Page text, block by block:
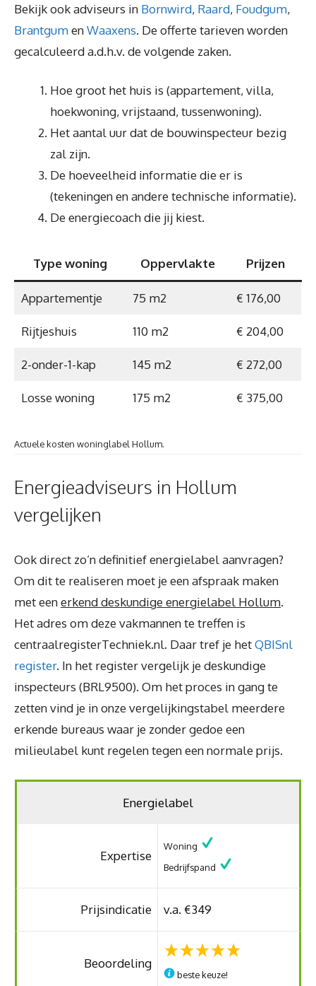
Bekijk ook adviseurs in Bornwird, Raard, Foudgum,
BrantgumenWaaxens. De offerte tarieven worden
gecalculeerd a.d.h.v. de volgende zaken.
Hoe groot het huis is (appartement, villa,
hoekwoning, vrijstaand, tussenwoning).
Het aantal uur dat de bouwinspecteur bezig
zal zijn.
De hoeveelheid informatie die er is
(tekeningen en andere technische informatie).
De energiecoach die jij kiest.
Type woning Oppervlakte Prijzen
Appartementje 75 m2 € 176,00
Rijtjeshuis 110 m2 € 204,00
2-onder-1-kap 145 m2 € 272,00
Losse woning 175 m2 € 375,00
Actuele kosten woninglabel Hollum.
Energieadviseurs in Hollum
vergelijken
Ook direct zo’n definitief energielabel aanvragen?
Om dit te realiseren moet je een afspraak maken
met eenerkend deskundige energielabel Hollum.
Het adres om deze vakmannen te treffen is
centraalregisterTechniek.nl. Daar tref je hetQBISnl
register. In het register vergelijk je deskundige
inspecteurs (BRL9500). Om het proces in gang te
zetten vind je in onze vergelijkingstabel meerdere
erkende bureaus waar je zonder gedoe een
milieulabel kunt regelen tegen een normale prijs.
Energielabel
Expertise
Woning
Bedrijfspand
Prijsindicatie v.a. €349
Beoordeling
beste keuze!